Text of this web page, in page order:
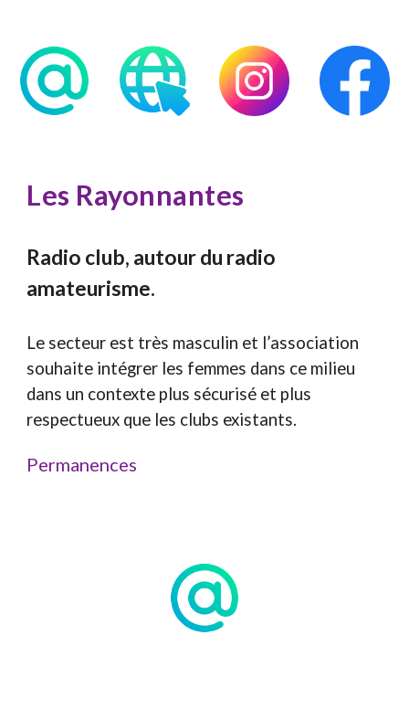
Les Rayonnantes
Radio club, autour du radio
amateurisme.
Le secteur est très masculin et l’association
souhaite intégrer les femmes dans ce milieu
dans un contexte plus sécurisé et plus
respectueux que les clubs existants.
Permanences